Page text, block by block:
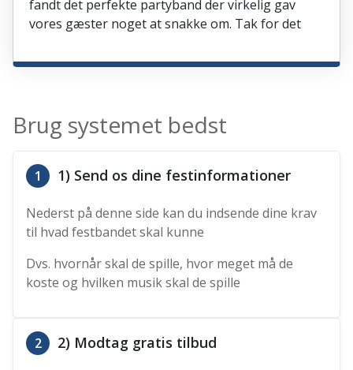
fandt det perfekte partyband der virkelig gav
vores gæster noget at snakke om. Tak for det
Brug systemet bedst
1 1) Send os dine festinformationer
Nederst på denne side kan du indsende dine krav
til hvad festbandet skal kunne
Dvs. hvornår skal de spille, hvor meget må de
koste og hvilken musik skal de spille
2 2) Modtag gratis tilbud